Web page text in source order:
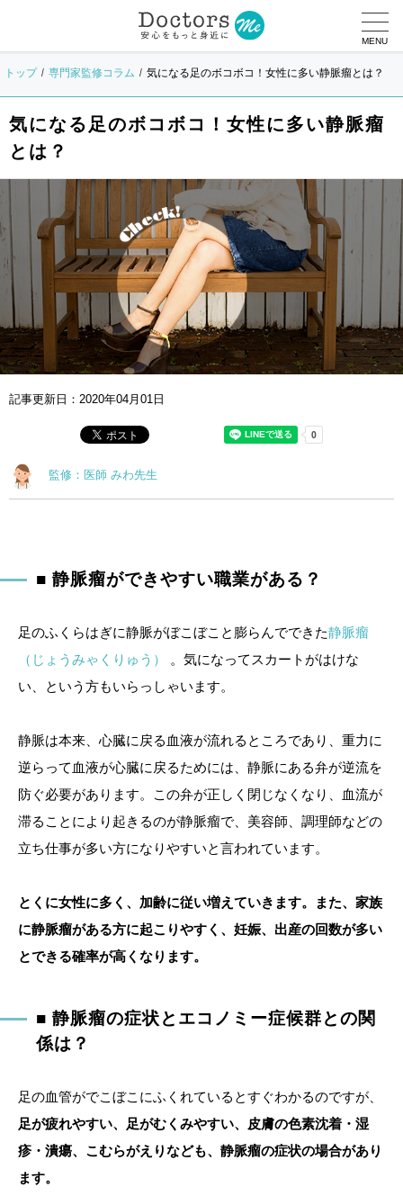
MENU
トップ 専門家監修コラム 気になる足のボコボコ！女性に多い静脈瘤とは？
気になる足のボコボコ！女性に多い静脈瘤
とは？
記事更新日： 2020年04月01日
監修：医師 みわ先生
■ 静脈瘤ができやすい職業がある？
足のふくらはぎに静脈がぼこぼこと膨らんでできた静脈瘤
（じょうみゃくりゅう）
。気になってスカートがはけな
い、という方もいらっしゃいます。
静脈は本来、心臓に戻る血液が流れるところであり、重力に
逆らって血液が心臓に戻るためには、静脈にある弁が逆流を
防ぐ必要があります。この弁が正しく閉じなくなり、血流が
滞ることにより起きるのが静脈瘤で、美容師、調理師などの
立ち仕事が多い方になりやすいと言われています。
とくに女性に多く、加齢に従い増えていきます。また、家族
に静脈瘤がある方に起こりやすく、妊娠、出産の回数が多い
とできる確率が高くなります。
■ 静脈瘤の症状とエコノミー症候群との関
係は？
足の血管がでこぼこにふくれているとすぐわかるのですが、
足が疲れやすい、足がむくみやすい、皮膚の色素沈着・湿
疹・潰瘍、こむらがえりなども、静脈瘤の症状の場合があり
ます。